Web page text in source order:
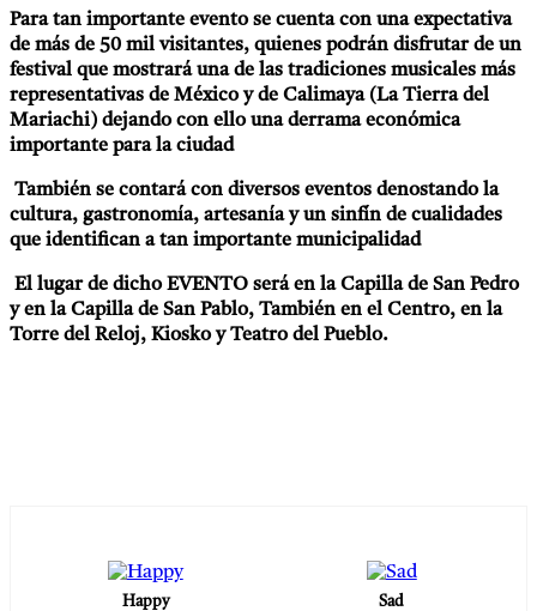
Para tan importante evento se cuenta con una expectativa
de más de 50 mil visitantes, quienes podrán disfrutar de un
festival que mostrará una de las tradiciones musicales más
representativas de México y de Calimaya (La Tierra del
Mariachi) dejando con ello una derrama económica
importante para la ciudad
También se contará con diversos eventos denostando la
cultura, gastronomía, artesanía y un sinfín de cualidades
que identifican a tan importante municipalidad
El lugar de dicho EVENTO será en la Capilla de San Pedro
y en la Capilla de San Pablo, También en el Centro, en la
Torre del Reloj, Kiosko y Teatro del Pueblo.
Happy Sad